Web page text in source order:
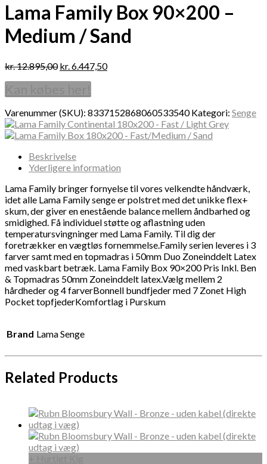
Lama Family Box 90×200 –
Medium / Sand
kr.12.895,00 kr.6.447,50
Varenummer (SKU): 8337152868060533540 Kategori: Senge
Beskrivelse
Yderligere information
Lama Family bringer fornyelse til vores velkendte håndværk,
idet alle Lama Family senge er polstret med det unikke flex+
skum, der giver en enestående balance mellem åndbarhed og
smidighed. Få individuel støtte og aflastning uden
temperatursvingninger med Lama Family. Til dig der
foretrækker en vægtløs fornemmelse.Family serien leveres i 3
farver samt med en topmadras i 50mm Duo Zoneinddelt Latex
med vaskbart betræk. Lama Family Box 90×200 Pris Inkl. Ben
& Topmadras 50mm Zoneinddelt latex.Vælg mellem 2
hårdheder og 4 farverBonnell bundfjeder med 7 Zonet High
Pocket topfjederKomfortlag i Purskum
Brand Lama Senge
Related Products